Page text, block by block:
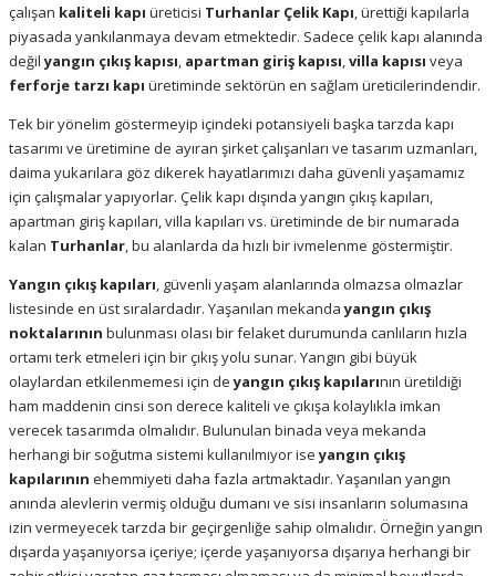
çalışan kaliteli kapı üreticisi Turhanlar Çelik Kapı, ürettiği kapılarla
piyasada yankılanmaya devam etmektedir. Sadece çelik kapı alanında
değilyangın çıkış kapısı, apartman giriş kapısı,villa kapısı veya
ferforje tarzı kapı üretiminde sektörün en sağlam üreticilerindendir.
Tek bir yönelim göstermeyip içindeki potansiyeli başka tarzda kapı
tasarımı ve üretimine de ayıran şirket çalışanları ve tasarım uzmanları,
daima yukarılara göz dikerek hayatlarımızı daha güvenli yaşamamız
için çalışmalar yapıyorlar. Çelik kapı dışında yangın çıkış kapıları,
apartman giriş kapıları, villa kapıları vs. üretiminde de bir numarada
kalan Turhanlar, bu alanlarda da hızlı bir ivmelenme göstermiştir.
Yangın çıkış kapıları, güvenli yaşam alanlarında olmazsa olmazlar
listesinde en üst sıralardadır. Yaşanılan mekandayangın çıkış
noktalarının bulunması olası bir felaket durumunda canlıların hızla
ortamı terk etmeleri için bir çıkış yolu sunar. Yangın gibi büyük
olaylardan etkilenmemesi için deyangın çıkış kapılarının üretildiği
ham maddenin cinsi son derece kaliteli ve çıkışa kolaylıkla imkan
verecek tasarımda olmalıdır. Bulunulan binada veya mekanda
herhangi bir soğutma sistemi kullanılmıyor iseyangın çıkış
kapılarının ehemmiyeti daha fazla artmaktadır. Yaşanılan yangın
anında alevlerin vermiş olduğu dumanı ve sisi insanların solumasına
izin vermeyecek tarzda bir geçirgenliğe sahip olmalıdır. Örneğin yangın
dışarda yaşanıyorsa içeriye; içerde yaşanıyorsa dışarıya herhangi bir